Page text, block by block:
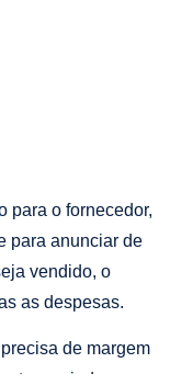
para o fornecedor,
para anunciar de
vendido, o
as despesas.
de margem